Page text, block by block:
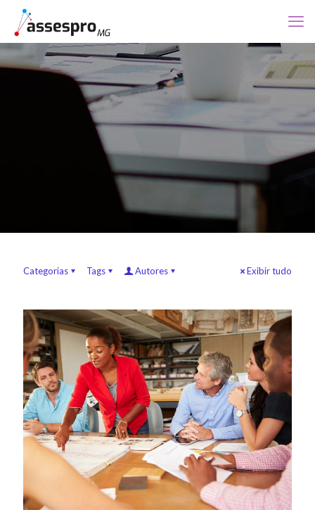
Categorias Tags Autores Exibir tudo